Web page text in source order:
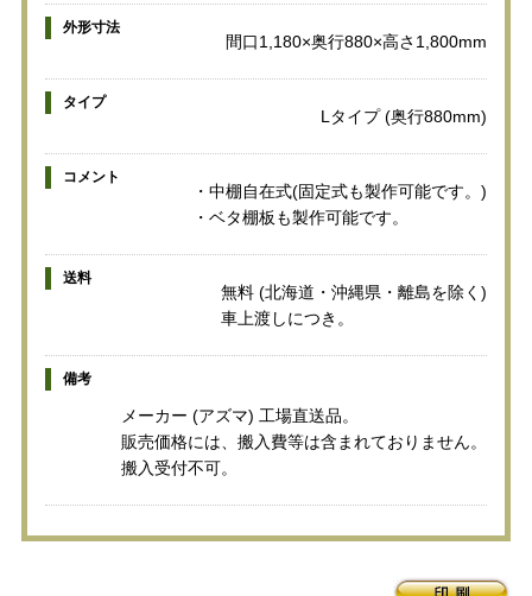
外形寸法
間口1,180×奥行880×高さ1,800mm
タイプ
Lタイプ (奥行880mm)
コメント
・中棚自在式(固定式も製作可能です。)
・ベタ棚板も製作可能です。
送料
無料 (北海道・沖縄県・離島を除く)
車上渡しにつき。
備考
メーカー (アズマ) 工場直送品。
販売価格には、搬入費等は含まれておりません。
搬入受付不可。